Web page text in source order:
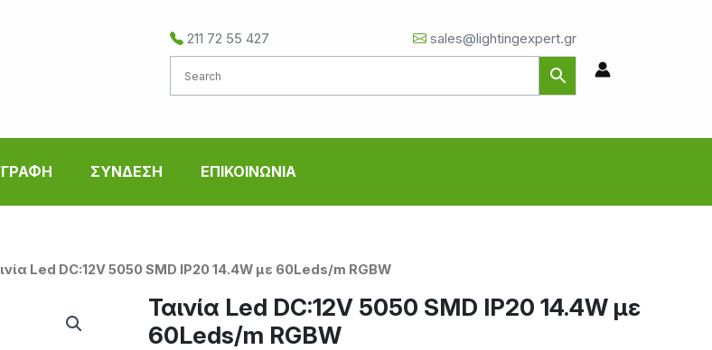
211 72 55 427 sales@lightingexpert.gr
ΣΥΝΔΕΣΗ ΕΠΙΚΟΙΝΩΝΙΑ
Led DC:12V 5050 SMD IP20 14.4W με 60Leds/m RGBW
Ταινία Led DC:12V 5050 SMD IP20 14.4W με
60Leds/m RGBW